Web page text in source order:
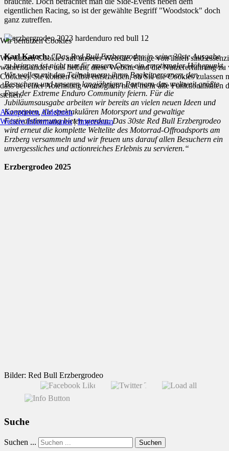
eigentlichen Racing, so ist der gewählte Begriff "Woodstock" doch
ganz zutreffen.
Karl Katoch: "Das Red Bull Erzbergrodeo in seine 30ste Ausgabe
zu bringen ist nicht nur für unsere Crew ein emotionaler Höhepunkt.
Wir wollen mit den Teilnehmern, ihren Begleitpersonen, den
Besuchern und unseren langjährigen Partnern das weltweit größte
Fest der Extreme Enduro Community feiern. Für die
Jubiläumsausgabe arbeiten wir bereits an vielen neuen Ideen und
Konzepten, die spektakulären Motorsport und gewaltige
Festivalstimmung bieten werden. Das 30ste Red Bull Erzbergrodeo
wird erneut die komplette Weltelite des Motorrad-Offroadsports am
Erzberg versammeln und wir freuen uns darauf allen Besuchern ein
unvergessliches und actionreiches Erlebnis zu servieren.“
Erzbergrodeo 2025
Bilder: Red Bull Erzbergrodeo
Suche
Suchen ... Suchen
Wir benutzen Cookies
Wir nutzen Cookies auf unserer Website. Einige von ihnen sind
während andere uns helfen, diese Website und die Nutzererfahrung zu
Cookies). Sie können selbst entscheiden, ob Sie die Cookies zulassen
dass bei einer Ablehnung womöglich nicht mehr alle Funktionalitäten
stehen.
Akzeptieren Ablehnen
Weitere Informationen|Impressum